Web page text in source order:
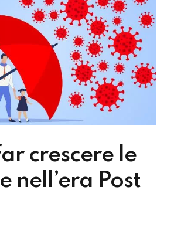
crescere le
nell’era Post